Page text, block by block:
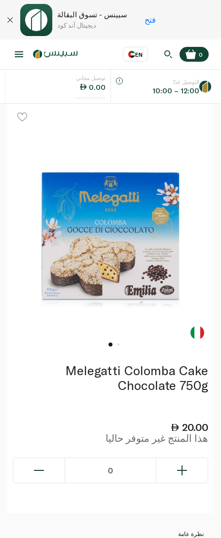
سبينس - تسوق البقالة
ديجيتال آند كود
فتح
EN
اللغة عر
0
توصيل مجاني
0.00
التوصيل غدًا
10:00 – 12:00
Melegatti Colomba Cake
Chocolate 750g
20.00
هذا المنتج غير متوفر حاليا
0
نظرة عامة